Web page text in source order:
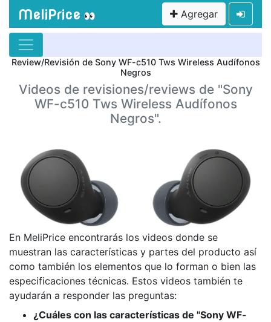
MeliPrice 👀 Agregar
Review/Revisión de Sony WF-c510 Tws Wireless Audífonos
Negros
Videos de revisiones/reviews de "Sony
WF-c510 Tws Wireless Audífonos
Negros".
En MeliPrice encontrarás los videos donde se
muestran las características y partes del producto así
como también los elementos que lo forman o bien las
especificaciones técnicas. Estos videos también te
ayudarán a responder las preguntas:
¿Cuáles con las características de "Sony WF-